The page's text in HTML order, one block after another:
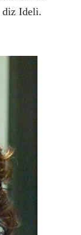
diz Ideli.